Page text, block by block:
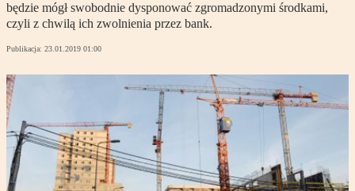
będzie mógł swobodnie dysponować zgromadzonymi środkami,
czyli z chwilą ich zwolnienia przez bank.
Publikacja: 23.01.2019 01:00